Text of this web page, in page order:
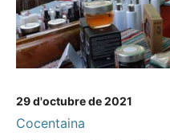
29 d'octubre de 2021
Cocentaina